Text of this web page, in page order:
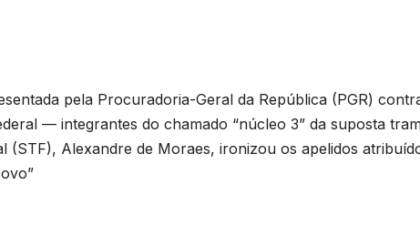
pela Procuradoria-Geral da República (PGR)
— integrantes do chamado “núcleo 3” da suposta
(STF), Alexandre de Moraes, ironizou os apelidos